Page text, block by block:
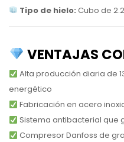
Tipo de hielo: Cubo de
VENTAJAS
Alta producción diaria de
energético
Fabricación en acero
Sistema antibacterial que
Compresor Danfoss de